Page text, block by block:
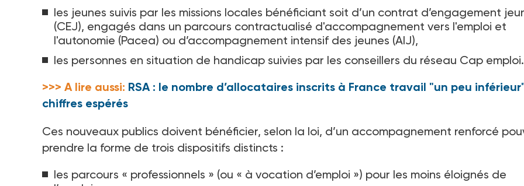
les jeunes suivis par les missions locales bénéficiant soit d’un contrat d’engagement
(CEJ), engagés dans un parcours contractualisé d'accompagnement vers l'emploi et
l'autonomie (Pacea) ou d’accompagnement intensif des jeunes (AIJ),
les personnes en situation de handicap suivies par les conseillers du réseau Cap emploi.
>>> A lire aussi: RSA : le nombre d’allocataires inscrits à France travail "un peu
chiffres espérés
Ces nouveaux publics doivent bénéficier, selon la loi, d’un accompagnement renforcé
prendre la forme de trois dispositifs distincts :
les parcours « professionnels » (ou « à vocation d’emploi ») pour les moins éloignés de